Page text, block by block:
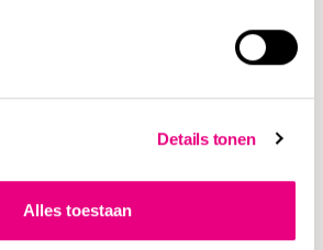
Details tonen
Alles toestaan